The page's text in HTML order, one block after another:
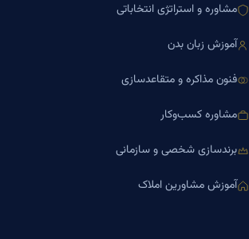
مشاوره و استراتژی انتخاباتی
آموزش زبان بدن
فنون مذاکره و متقاعدسازی
مشاوره کسب‌وکار
برندسازی شخصی و سازمانی
آموزش مشاورین املاک